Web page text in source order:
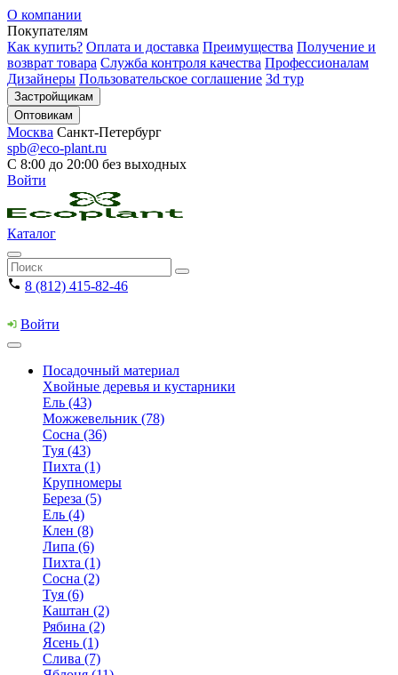
О компании
Покупателям
Как купить? Оплата и доставка Преимущества Получение и
возврат товара Служба контроля качества Профессионалам
Дизайнеры Пользовательское соглашение 3d тур
Застройщикам
Оптовикам
Москва Санкт-Петербург
spb@eco-plant.ru
С 8:00 до 20:00 без выходных
Войти
Каталог
8 (812) 415-82-46
Войти
Посадочный материал
Хвойные деревья и кустарники
Ель (43)
Можжевельник (78)
Сосна (36)
Туя (43)
Пихта (1)
Крупномеры
Береза (5)
Ель (4)
Клен (8)
Липа (6)
Пихта (1)
Сосна (2)
Туя (6)
Каштан (2)
Рябина (2)
Ясень (1)
Слива (7)